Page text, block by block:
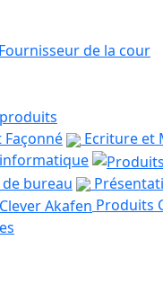
Façonné
Ecriture et
bureau
Produits